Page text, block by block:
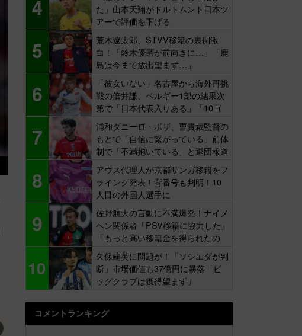
4
た」山本天翔がドルトムント日本ツ
アーで評価を下げる
5
荒木遼太郎、STVV移籍の裏側激
白！「鈴木優磨が前向きに…」「鹿
島は今まで放出望まず…」
6
「彼女いない」名古屋から海外再挑
戦の倍井謙、ベルギー1部の結果次
第で「日本代表入りある」「10ゴ
ール目標」
7
浦和ダニーロ・ボザ、曺貴裁監督の
もとで「自信に繋がっている」前体
制で「不満抱いている」と退団報道
8
アウス代理人が京都サンガ移籍をフ
ライング発表！背番号も判明！10
人目の外国人選手に
9
佐野航大の言動に不満爆発！ナイメ
ヘン関係者「PSV移籍に協力した」
「もっと高い移籍金を得られたの
に…」
10
久保建英に問題が！「ソシエダが判
断」市場価値も37億円に暴落「ビ
ッグクラブは獲得望まず」
コメントランキング